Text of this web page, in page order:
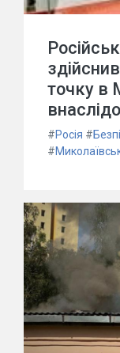
точку в
#Росія #
#